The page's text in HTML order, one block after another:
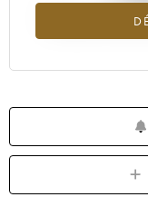
Tendance à la